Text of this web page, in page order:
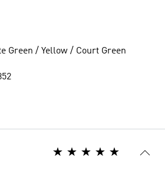
Green / Yellow / Court Green